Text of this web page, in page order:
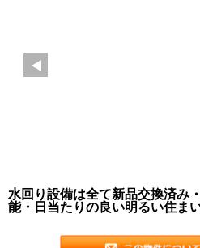
水回り設備は全て新品交換済み
能・日当たりの良い明るい住ま